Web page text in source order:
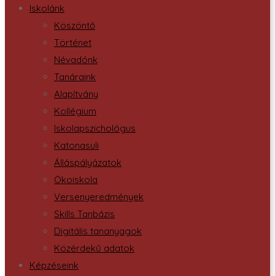
Iskolánk
Köszöntő
Történet
Névadónk
Tanáraink
Alapítvány
Kollégium
Iskolapszichológus
Katonasuli
Álláspályázatok
Ökoiskola
Versenyeredmények
Skills Tanbázis
Digitális tananyagok
Közérdekű adatok
Képzéseink